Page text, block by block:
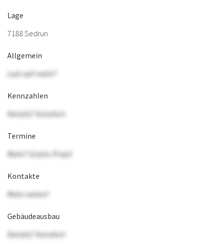
Lage
7188 Sedrun
Allgemein
Lust auf mehr?
Kennzahlen
Details? Anrufen!
Termine
Mehr? Gratis-Präsi!
Kontakte
Mehr sehen?
Gebäudeausbau
Details? Anrufen!